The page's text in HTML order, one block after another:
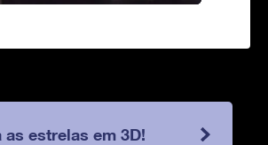
as estrelas em 3D!